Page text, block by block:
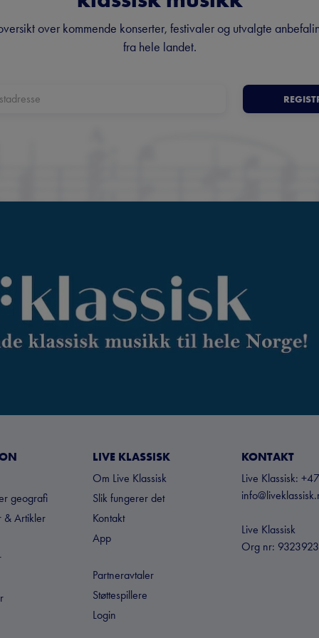
over kommende konserter, festivaler og utvalgte
fra hele landet.
geografi
& Artikler
LIVE KLASSISK
Om Live Klassisk
Slik fungerer det
Kontakt
App
Partneravtaler
Støttespillere
Login
KONTAKT
Live Klassisk:
Live Klassisk
Org nr: